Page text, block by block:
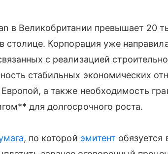
в Великобритании превышает 20
столице. Корпорация уже
с реализацией
стабильных экономических
а также необходимость
для долгосрочного роста.
, по которой эмитент обязуется